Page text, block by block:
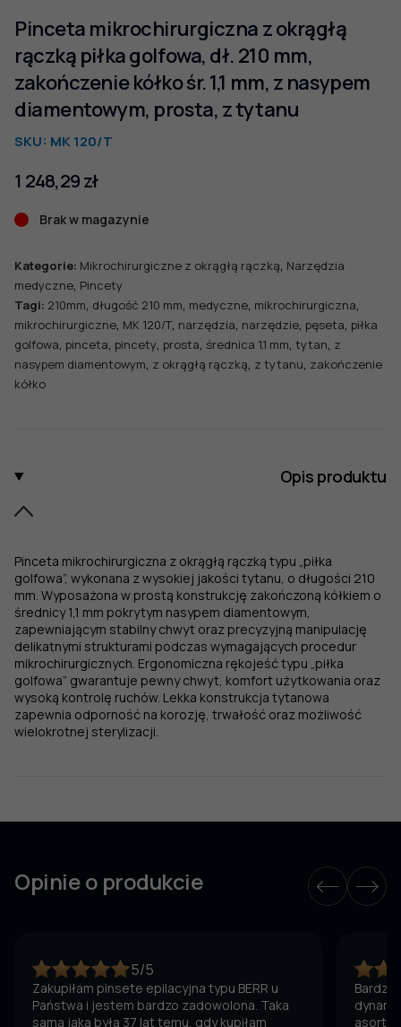
Pinceta mikrochirurgiczna z okrągłą
rączką piłka golfowa, dł. 210 mm,
zakończenie kółko śr. 1,1 mm, z nasypem
diamentowym, prosta, z tytanu
SKU: MK 120/T
1 248,29zł
Brak w magazynie
Kategorie: Mikrochirurgiczne z okrągłą rączką, Narzędzia
medyczne, Pincety
Tagi: 210mm, długość 210 mm, medyczne, mikrochirurgiczna,
mikrochirurgiczne, MK 120/T, narzędzia, narzędzie, pęseta, piłka
golfowa, pinceta, pincety, prosta, średnica 1.1 mm, tytan, z
nasypem diamentowym, z okrągłą rączką, z tytanu, zakończenie
kółko
Opis produktu
Pinceta mikrochirurgiczna z okrągłą rączką typu „piłka
golfowa”, wykonana z wysokiej jakości tytanu, o długości 210
mm. Wyposażona w prostą konstrukcję zakończoną kółkiem o
średnicy 1,1 mm pokrytym nasypem diamentowym,
zapewniającym stabilny chwyt oraz precyzyjną manipulację
delikatnymi strukturami podczas wymagających procedur
mikrochirurgicznych. Ergonomiczna rękojeść typu „piłka
golfowa” gwarantuje pewny chwyt, komfort użytkowania oraz
wysoką kontrolę ruchów. Lekka konstrukcja tytanowa
zapewnia odporność na korozję, trwałość oraz możliwość
wielokrotnej sterylizacji.
Opinie o produkcie
5/5
Zakupiłam pinsete epilacyjna typu BERR u
Państwa i jestem bardzo zadowolona. Taka
sama jaka była 37 lat temu, gdy kupiłam
Bardzo